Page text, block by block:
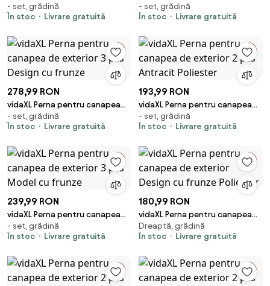
de exterior 2 pcs Albastru regal
Poliester
- set, grădină
În stoc
Livrare gratuită
de exterior 2 pcs Design cu
frunze
- set, grădină
În stoc
Livrare gratuită
278,99 RON
vidaXL Perna pentru canapea
de exterior 3 pcs Design cu
frunze
- set, grădină
În stoc
Livrare gratuită
193,99 RON
vidaXL Perna pentru canapea
de exterior 2 pcs Antracit
Poliester
- set, grădină
În stoc
Livrare gratuită
239,99 RON
vidaXL Perna pentru canapea
de exterior 3 pcs Model cu
frunze
- set, grădină
În stoc
Livrare gratuită
180,99 RON
vidaXL Perna pentru canapea
de exterior Design cu frunze
Poliester
Dreaptă, grădină
În stoc
Livrare gratuită